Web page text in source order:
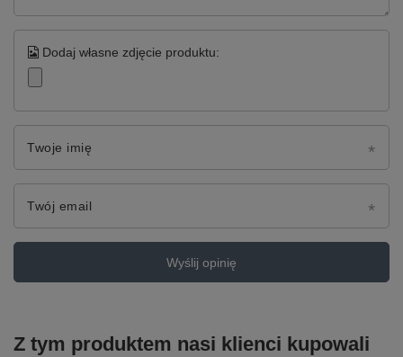
Dodaj własne zdjęcie produktu:
Twoje imię
Twój email
Wyślij opinię
Z tym produktem nasi klienci kupowali